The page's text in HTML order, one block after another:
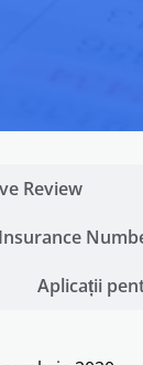
Review
Aplicații